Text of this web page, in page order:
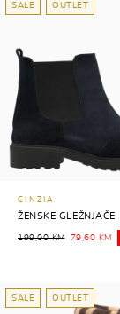
SALE OUTLET
CINZIA
ŽENSKE GLEŽNJAČE
199,00 KM 79,60 KM
SALE OUTLET